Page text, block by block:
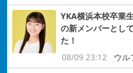
YKA横浜本校卒業
の新メンバーとし
た！
08/09 23:12
ウル